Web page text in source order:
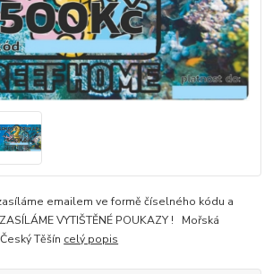
emailem ve formě číselného kódu a
VYTIŠTĚNÉ POUKAZY ! Mořská
Těšín celý popis